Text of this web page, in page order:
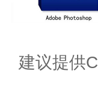
建议提供